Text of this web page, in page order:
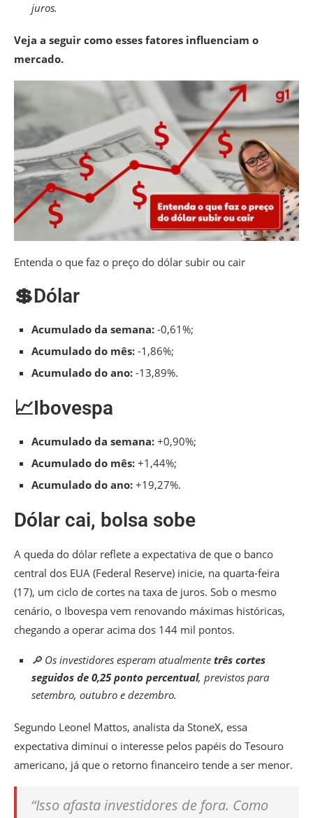
juros.
Veja a seguir como esses fatores influenciam o
mercado.
Entenda o que faz o preço do dólar subir ou cair
💲Dólar
Acumulado da semana: -0,61%;
Acumulado do mês: -1,86%;
Acumulado do ano: -13,89%.
📈Ibovespa
Acumulado da semana: +0,90%;
Acumulado do mês: +1,44%;
Acumulado do ano: +19,27%.
Dólar cai, bolsa sobe
A queda do dólar reflete a expectativa de que o banco
central dos EUA (Federal Reserve) inicie, na quarta-feira
(17), um ciclo de cortes na taxa de juros. Sob o mesmo
cenário, o Ibovespa vem renovando máximas históricas,
chegando a operar acima dos 144 mil pontos.
🔎 Os investidores esperam atualmente três cortes
seguidos de 0,25 ponto percentual, previstos para
setembro, outubro e dezembro.
Segundo Leonel Mattos, analista da StoneX, essa
expectativa diminui o interesse pelos papéis do Tesouro
americano, já que o retorno financeiro tende a ser menor.
“Isso afasta investidores de fora. Como